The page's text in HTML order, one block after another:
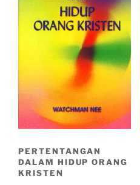
PERTENTANGAN
DALAM HIDUP ORANG
KRISTEN